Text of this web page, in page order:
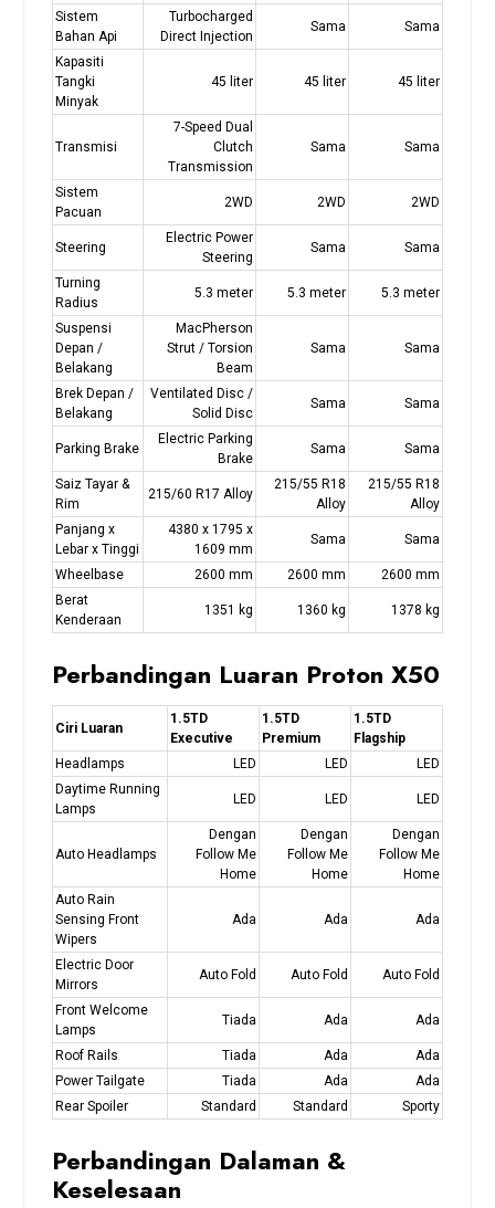
Sistem
Bahan Api
Turbocharged
Direct Injection
Sama Sama
Kapasiti
Tangki
Minyak
45 liter 45 liter 45 liter
Transmisi
7-Speed Dual
Clutch
Transmission
Sama Sama
Sistem
Pacuan
2WD 2WD 2WD
Steering
Electric Power
Steering
Sama Sama
Turning
Radius
5.3 meter 5.3 meter 5.3 meter
Suspensi
Depan /
Belakang
MacPherson
Strut / Torsion
Beam
Sama Sama
Brek Depan /
Belakang
Ventilated Disc /
Solid Disc
Sama Sama
Parking Brake
Electric Parking
Brake
Sama Sama
Saiz Tayar &
Rim
215/60 R17 Alloy
215/55 R18
Alloy
215/55 R18
Alloy
Panjang x
Lebar x Tinggi
4380 x 1795 x
1609 mm
Sama Sama
Wheelbase 2600 mm 2600 mm
2600 mm
Berat
Kenderaan
1351 kg 1360 kg 1378 kg
Perbandingan Luaran Proton X50
Ciri Luaran
1.5TD
Executive
1.5TD
Premium
1.5TD
Flagship
Headlamps
LED LED
LED
Daytime Running
Lamps
LED LED LED
Auto Headlamps
Dengan
Follow Me
Home
Dengan
Follow Me
Home
Dengan
Follow Me
Home
Auto Rain
Sensing Front
Wipers
Ada Ada Ada
Electric Door
Mirrors
Auto Fold Auto Fold Auto Fold
Front Welcome
Lamps
Tiada Ada Ada
Roof Rails Tiada Ada
Ada
Power Tailgate
Tiada Ada
Ada
Rear Spoiler
Standard Standard Sporty
Perbandingan Dalaman &
Keselesaan